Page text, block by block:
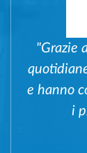
"Grazie
e hanno
i